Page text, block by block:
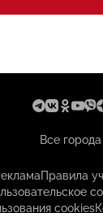
Все города
Правила
cookies